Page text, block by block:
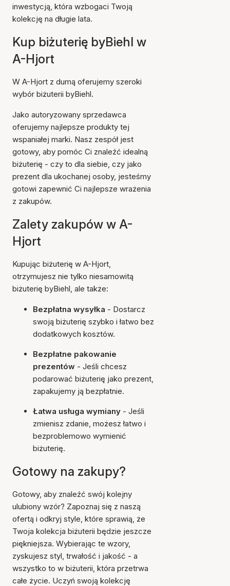
inwestycją, która wzbogaci Twoją
kolekcję na długie lata.
Kup biżuterię byBiehl w
A-Hjort
W A-Hjort z dumą oferujemy szeroki
wybór biżuterii byBiehl.
Jako autoryzowany sprzedawca
oferujemy najlepsze produkty tej
wspaniałej marki. Nasz zespół jest
gotowy, aby pomóc Ci znaleźć idealną
biżuterię - czy to dla siebie, czy jako
prezent dla ukochanej osoby, jesteśmy
gotowi zapewnić Ci najlepsze wrażenia
z zakupów.
Zalety zakupów w A-
Hjort
Kupując biżuterię w A-Hjort,
otrzymujesz nie tylko niesamowitą
biżuterię byBiehl, ale także:
Bezpłatna wysyłka - Dostarcz
swoją biżuterię szybko i łatwo bez
dodatkowych kosztów.
Bezpłatne pakowanie
prezentów - Jeśli chcesz
podarować biżuterię jako prezent,
zapakujemy ją bezpłatnie.
Łatwa usługa wymiany - Jeśli
zmienisz zdanie, możesz łatwo i
bezproblemowo wymienić
biżuterię.
Gotowy na zakupy?
Gotowy, aby znaleźć swój kolejny
ulubiony wzór? Zapoznaj się z naszą
ofertą i odkryj style, które sprawią, że
Twoja kolekcja biżuterii będzie jeszcze
piękniejsza. Wybierając te wzory,
zyskujesz styl, trwałość i jakość - a
wszystko to w biżuterii, która przetrwa
całe życie. Uczyń swoją kolekcję